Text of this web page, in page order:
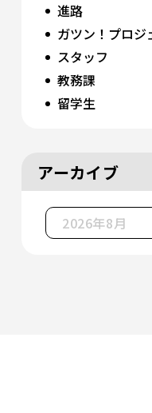
進路
ガツン！プロジ
スタッフ
教務課
留学生
アーカイブ